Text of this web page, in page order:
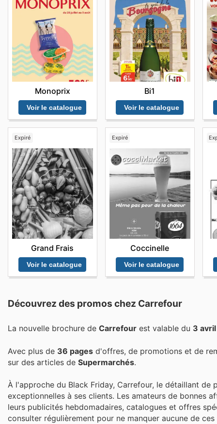
Monoprix
Voir le catalogue
Bi1
Voir le catalogue
Expiré
Grand Frais
Voir le catalogue
Expiré
Coccinelle
Voir le catalogue
Découvrez des promos chez Carrefour
La nouvelle brochure de Carrefour est valable du 3
Avec plus de 36 pages d'offres, de promotions et de
sur des articles de Supermarchés.
À l'approche du Black Friday, Carrefour, le détaillant
exceptionnelles à ses clients. Les amateurs de bonnes
leurs publicités hebdomadaires, catalogues et offres
consulter régulièrement pour ne manquer aucune de